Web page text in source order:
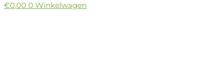
€0,00 0 Winkelwagen